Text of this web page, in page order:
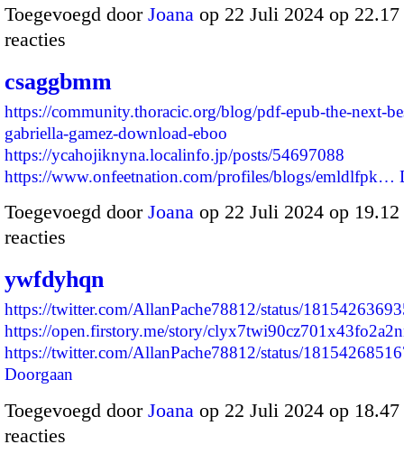
Toegevoegd door Joana op 22 Juli 2024 op
reacties
csaggbmm
https://community.thoracic.org/blog/pdf-epub-the-next-
gabriella-gamez-download-eboo
https://ycahojiknyna.localinfo.jp/posts/54697088
https://www.onfeetnation.com/profiles/blogs/emldlfpk…
Toegevoegd door Joana op 22 Juli 2024 op
reacties
ywfdyhqn
https://twitter.com/AllanPache78812/status/
https://open.firstory.me/story/
https://twitter.com/AllanPache78812/status/
Doorgaan
Toegevoegd door Joana op 22 Juli 2024 op
reacties